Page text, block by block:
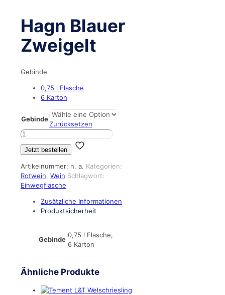
Hagn Blauer
Zweigelt
Gebinde
0,75 l Flasche
6 Karton
Gebinde
Zurücksetzen
Hagn
Blauer
Zweigelt
Menge
Jetzt bestellen
Artikelnummer: n. a. Kategorien:
Rotwein Wein Schlagwort:
Einwegflasche
Zusätzliche Informationen
Produktsicherheit
Gebinde
0,75 l Flasche,
6 Karton
Ähnliche Produkte